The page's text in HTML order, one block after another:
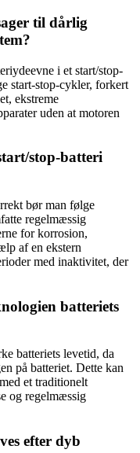
til dårlig
i et start/stop-
start-stop-cykler, forkert
ekstreme
uden at motoren
stop-batteri
bør man følge
regelmæssig
for korrosion,
af en ekstern
med inaktivitet, der
batteriets
batteriets levetid, da
på batteriet. Dette kan
et traditionelt
og regelmæssig
efter dyb